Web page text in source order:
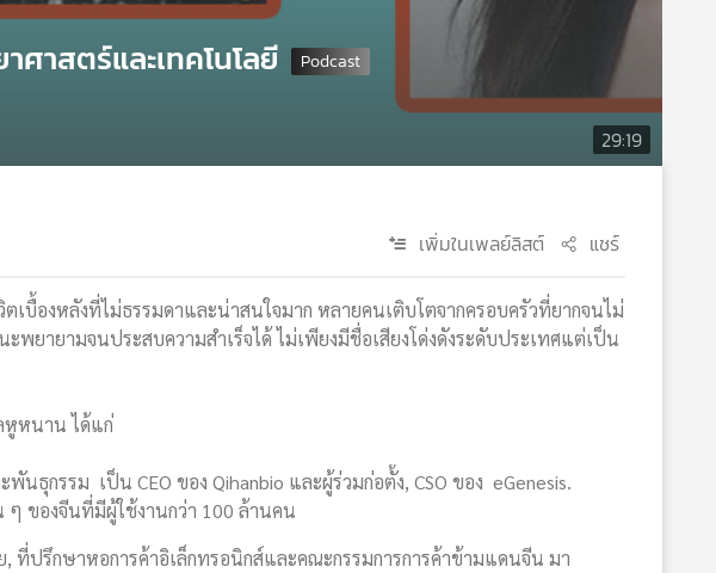
29:19
ศาสตร์และเทคโนโลยี
เพิ่มในเพลย์ลิสต์ แชร์
บื้องหลังที่ไม่ธรรมดาและน่าสนใจมาก หลายคนเติบโตจากครอบครัวที่ยากจนไม่
ยายามจนประสบความสำเร็จได้ ไม่เพียงมีชื่อเสียงโด่งดังระดับประเทศแต่เป็น
หูหนาน ได้แก่
ธุกรรม เป็น CEO ของ Qihanbio และผู้ร่วมก่อตั้ง, CSO ของ eGenesis.
ๆ ของจีนที่มีผู้ใช้งานกว่า 100 ล้านคน
ปรึกษาหอการค้าอิเล็กทรอนิกส์และคณะกรรมการการค้าข้ามแดนจีน มา